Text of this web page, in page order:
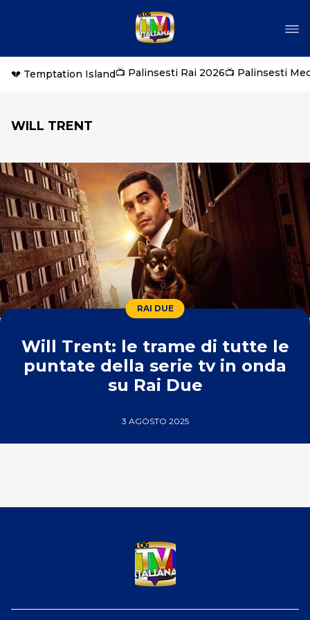
💔 Temptation Island📺 Palinsesti Rai 2026📺 Palinsesti
WILL TRENT
RAI DUE
Will Trent: le trame di tutte le
puntate della serie tv in onda
su Rai Due
3 AGOSTO 2025